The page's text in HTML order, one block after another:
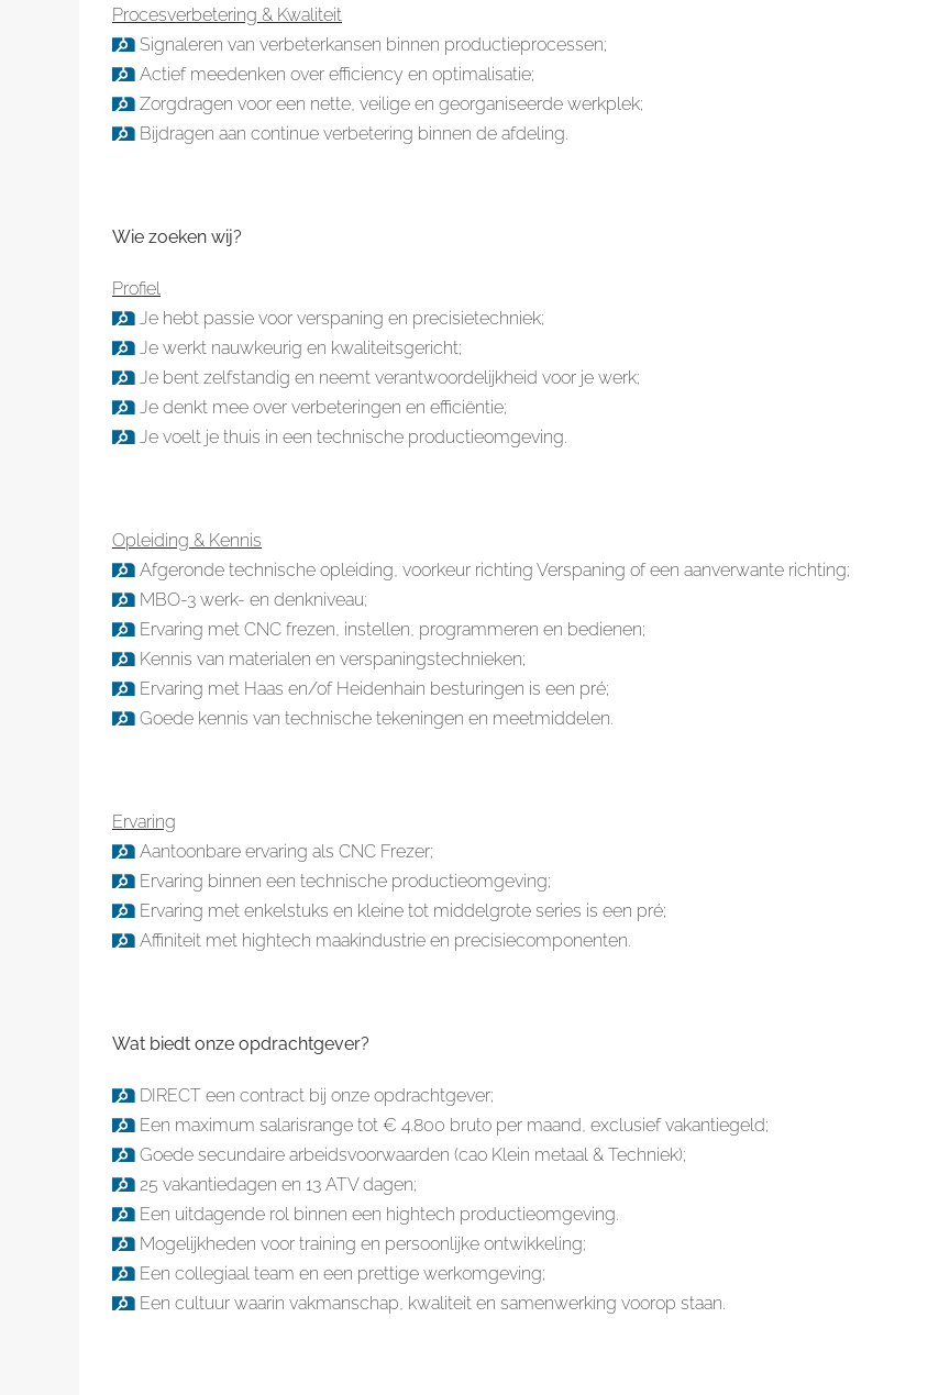
Procesverbetering & Kwaliteit
Signaleren van verbeterkansen binnen productieprocessen;
Actief meedenken over efficiency en optimalisatie;
Zorgdragen voor een nette, veilige en georganiseerde werkplek;
Bijdragen aan continue verbetering binnen de afdeling.
Wie zoeken wij?
Profiel
Je hebt passie voor verspaning en precisietechniek;
Je werkt nauwkeurig en kwaliteitsgericht;
Je bent zelfstandig en neemt verantwoordelijkheid voor je werk;
Je denkt mee over verbeteringen en efficiëntie;
Je voelt je thuis in een technische productieomgeving.
Opleiding & Kennis
Afgeronde technische opleiding, voorkeur richting Verspaning of een aanverwante richting;
MBO-3 werk- en denkniveau;
Ervaring met CNC frezen, instellen, programmeren en bedienen;
Kennis van materialen en verspaningstechnieken;
Ervaring met Haas en/of Heidenhain besturingen is een pré;
Goede kennis van technische tekeningen en meetmiddelen.
Ervaring
Aantoonbare ervaring als CNC Frezer;
Ervaring binnen een technische productieomgeving;
Ervaring met enkelstuks en kleine tot middelgrote series is een pré;
Affiniteit met hightech maakindustrie en precisiecomponenten.
Wat biedt onze opdrachtgever?
DIRECT een contract bij onze opdrachtgever;
Een maximum salarisrange tot € 4.800 bruto per maand, exclusief vakantiegeld;
Goede secundaire arbeidsvoorwaarden (cao Klein metaal & Techniek);
25 vakantiedagen en 13 ATV dagen;
Een uitdagende rol binnen een hightech productieomgeving.
Mogelijkheden voor training en persoonlijke ontwikkeling;
Een collegiaal team en een prettige werkomgeving;
Een cultuur waarin vakmanschap, kwaliteit en samenwerking voorop staan.